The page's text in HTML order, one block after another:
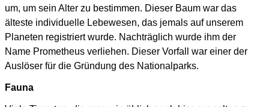
um, um sein Alter zu bestimmen. Dieser Baum war das
älteste individuelle Lebewesen, das jemals auf unserem
Planeten registriert wurde. Nachträglich wurde ihm der
Name Prometheus verliehen. Dieser Vorfall war einer der
Auslöser für die Gründung des Nationalparks.
Fauna